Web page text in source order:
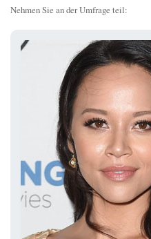
Nehmen Sie an der Umfrage teil: